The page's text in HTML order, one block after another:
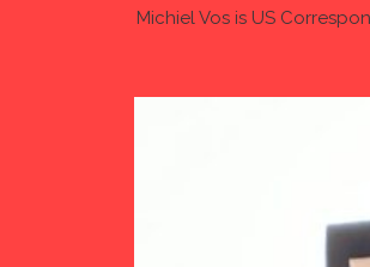
Michiel Vos is US